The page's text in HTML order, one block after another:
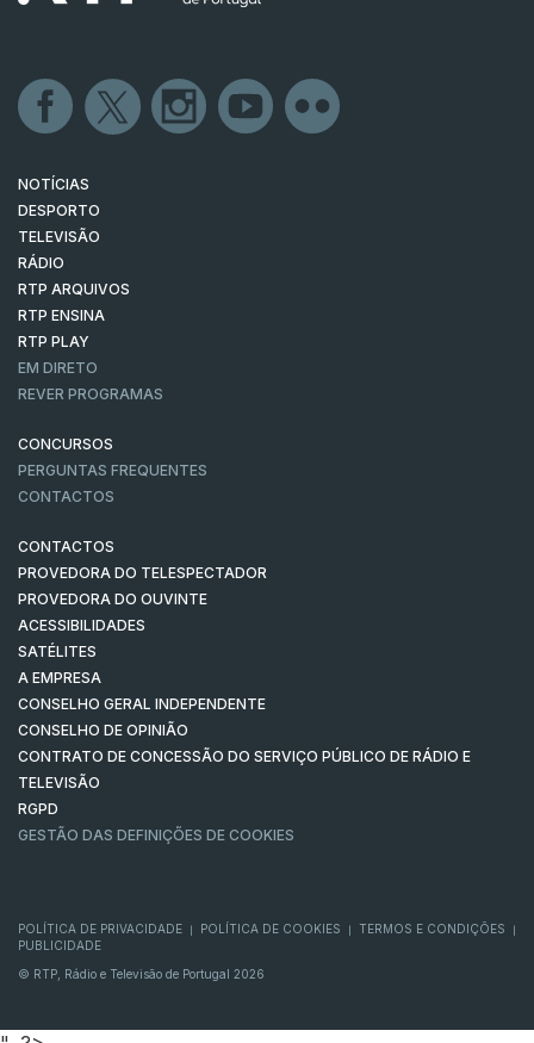
NOTÍCIAS
DESPORTO
TELEVISÃO
RÁDIO
RTP ARQUIVOS
RTP ENSINA
RTP PLAY
EM DIRETO
REVER PROGRAMAS
CONCURSOS
PERGUNTAS FREQUENTES
CONTACTOS
CONTACTOS
PROVEDORA DO TELESPECTADOR
PROVEDORA DO OUVINTE
ACESSIBILIDADES
SATÉLITES
A EMPRESA
CONSELHO GERAL INDEPENDENTE
CONSELHO DE OPINIÃO
CONTRATO DE CONCESSÃO DO SERVIÇO PÚBLICO DE RÁDIO E
TELEVISÃO
RGPD
GESTÃO DAS DEFINIÇÕES DE COOKIES
POLÍTICA DE PRIVACIDADE POLÍTICA DE COOKIES TERMOS E CONDIÇÕES
PUBLICIDADE
© RTP, Rádio e Televisão de Portugal 2026